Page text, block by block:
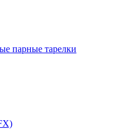
парные тарелки